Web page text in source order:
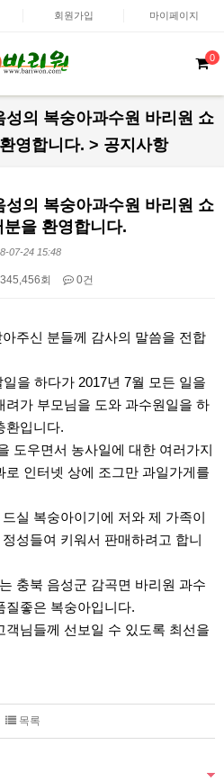
회원가입 마이페이지
0
성의 복숭아과수원 바리원 쇼
영합니다. > 공지사항
성의 복숭아과수원 바리원 쇼
을 환영합니다.
07-24 15:48
345,456회 0건
주신 분들께 감사의 말씀을 전합
을 하다가 2017년 7월 모든 일을
려가 부모님을 도와 과수원일을 하
환입니다.
도우면서 농사일에 대한 여러가지
인터넷 상에 조그만 과일가게를
실 복숭아이기에 저와 제 가족이
성들여 키워서 판매하려고 합니
충북 음성군 감곡면 바리원 과수
질좋은 복숭아입니다.
님들께 선보일 수 있도록 최선을
목록